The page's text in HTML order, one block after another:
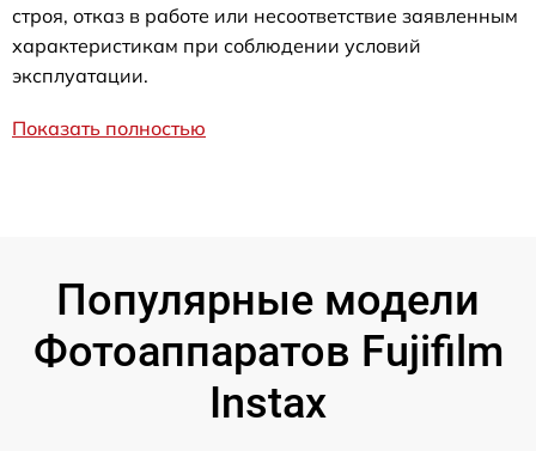
строя, отказ в работе или несоответствие заявленным
характеристикам при соблюдении условий
эксплуатации.
Показать полностью
Популярные модели
Фотоаппаратов Fujifilm
Instax